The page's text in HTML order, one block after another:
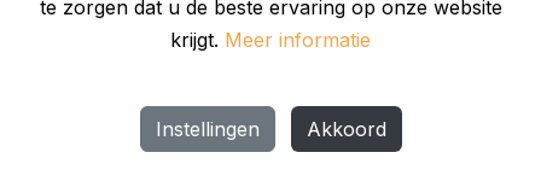
te zorgen dat u de beste ervaring op onze website
krijgt. Meer informatie
Instellingen Akkoord
Brede welvaart en verdelingseffecten
de brede welvaartseffecten van de huidige situatie
met netcongestie en een wachtrij-interventie.